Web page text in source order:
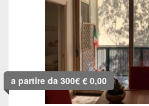
a partire da 300€ €0,00